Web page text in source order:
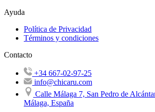
Ayuda
Política de Privacidad
Términos y condiciones
Contacto
+34 667-02-97-25
info@chicaru.com
Calle Málaga 7, San Pedro de
Málaga, España